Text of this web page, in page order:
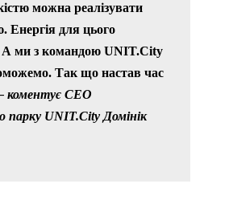
можна реалізувати
Енергія для цього
А ми з командою UNIT.City
Так що настав час
CEO
парку UNIT.City Домінік